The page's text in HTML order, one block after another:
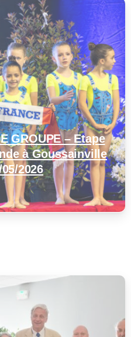
GROUPE – Etape
à Goussainville
2026